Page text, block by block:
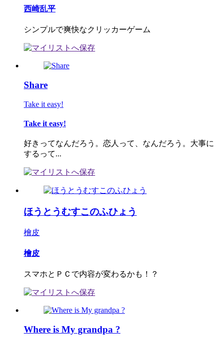
西崎乱平
シンプルで爽快なクリッカーゲーム
Share
Take it easy!
Take it easy!
好きってなんだろう。恋人って、なんだろう。大事に
するって...
ほうとうむすこのふひょう
檜皮
檜皮
スマホとＰＣで内容が変わるかも！？
Where is My grandpa ?